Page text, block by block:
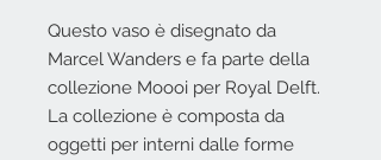
Questo vaso è disegnato da
Marcel Wanders e fa parte della
collezione Moooi per Royal Delft.
La collezione è composta da
oggetti per interni dalle forme